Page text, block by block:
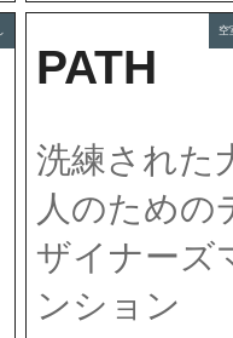
PATH
洗練された
人のための
ザイナーズ
ンション
空